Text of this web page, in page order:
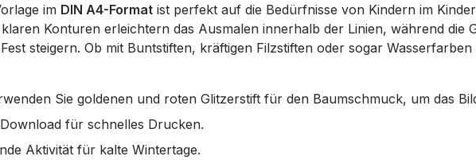
im DIN A4-Format ist perfekt auf die Bedürfnisse von Kindern im
Konturen erleichtern das Ausmalen innerhalb der Linien, während die
steigern. Ob mit Buntstiften, kräftigen Filzstiften oder sogar
Sie goldenen und roten Glitzerstift für den Baumschmuck, um das
für schnelles Drucken.
Aktivität für kalte Wintertage.